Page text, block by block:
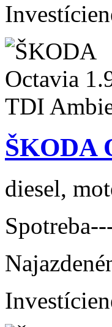
Investície
ŠKODA
diesel,
Spotreba
Najazdené
Investície